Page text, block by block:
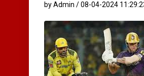
by Admin / 08-04-2024